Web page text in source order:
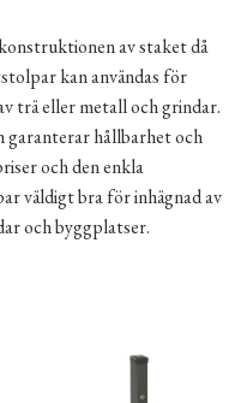
av staket då
kan användas för
trä eller metall och grindar.
garanterar hållbarhet och
och den enkla
väldigt bra för inhägnad av
och byggplatser.